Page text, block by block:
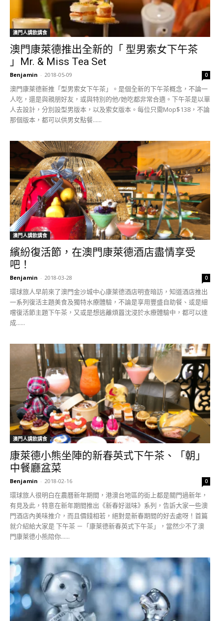
澳門人講飲講食
澳門康萊德推出全新的「 型男索女下午茶
」Mr. & Miss Tea Set
Benjamin - 2018-05-09 0
澳門康萊德新推「型男索女下午茶」。是個全新的下午茶概念，不論一
人吃，還是與親朋好友，或與特別的他/她吃都非常合適。下午茶是以單
人去設計，分別設型男版本，以及索女版本。每位只需Mop$138，不論
那個版本，都可以供男女點餐......
澳門人講飲講食
繽紛復活節，在澳門康萊德酒店盡情享受
吧！
Benjamin - 2018-03-28 0
環球旅人早前來了澳門金沙城中心康萊德酒店明查暗訪，知道酒店推出
一系列復活主題美食及獨特水療體驗，不論是享用豐盛自助餐、或是細
嚐復活節主題下午茶，又或是想逃離煩囂沈浸於水療體驗中，都可以達
成......
澳門人講飲講食
康萊德小熊坐陣的新春英式下午茶、「朝」
中餐廳盆菜
Benjamin - 2018-02-16 0
環球旅人很明白在農曆新年期間，港澳台地區的街上都是關門過新年，
有見及此，特意在新年期間推出《新春好滋味》系列，告訴大家一些澳
門酒店內美味推介，而且價錢相若，絕對是新春期間的好去處呀！首篇
就介紹給大家是 下午茶 －「康萊德新春英式下午茶」，當然少不了澳
門康萊德小熊陪你......